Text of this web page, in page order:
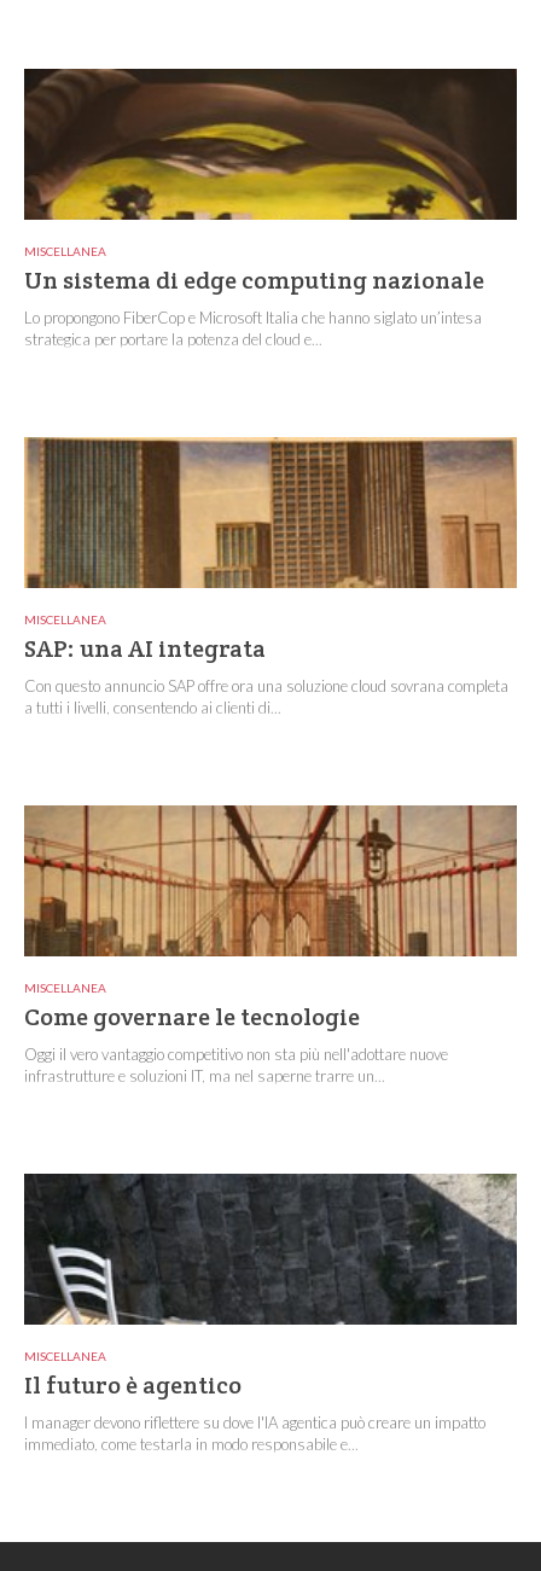
MISCELLANEA
Un sistema di edge computing nazionale
Lo propongono FiberCop e Microsoft Italia che hanno siglato un’intesa
strategica per portare la potenza del cloud e...
MISCELLANEA
SAP: una AI integrata
Con questo annuncio SAP offre ora una soluzione cloud sovrana completa
a tutti i livelli, consentendo ai clienti di...
MISCELLANEA
Come governare le tecnologie
Oggi il vero vantaggio competitivo non sta più nell'adottare nuove
infrastrutture e soluzioni IT, ma nel saperne trarre un...
MISCELLANEA
Il futuro è agentico
I manager devono riflettere su dove l'IA agentica può creare un impatto
immediato, come testarla in modo responsabile e...